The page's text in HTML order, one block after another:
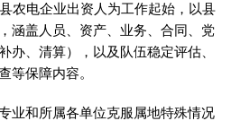
农电企业出资人为工作起始，以县
涵盖人员、资产、业务、合同、党
办、清算），以及队伍稳定评估、
等保障内容。
业和所属各单位克服属地特殊情况